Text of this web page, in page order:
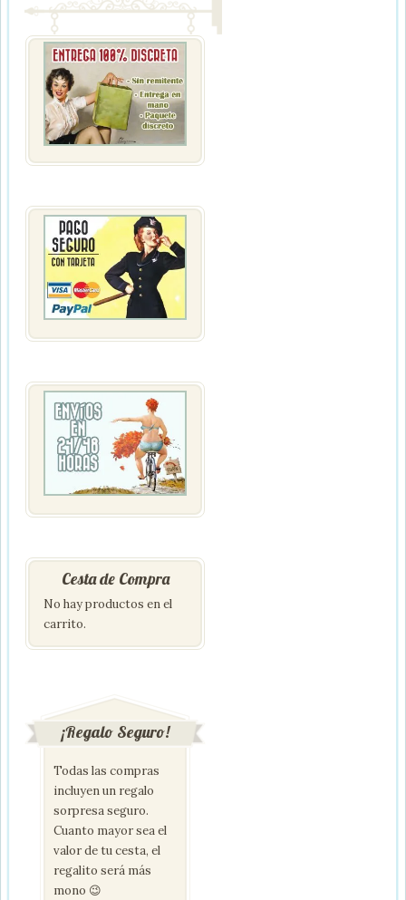
Cesta de Compra
No hay productos en el
carrito.
¡Regalo Seguro!
Todas las compras
incluyen un regalo
sorpresa seguro.
Cuanto mayor sea el
valor de tu cesta, el
regalito será más
mono 😉